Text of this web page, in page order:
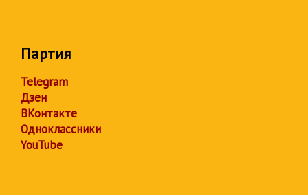
Партия
Telegram
Дзен
ВКонтакте
Одноклассники
YouTube